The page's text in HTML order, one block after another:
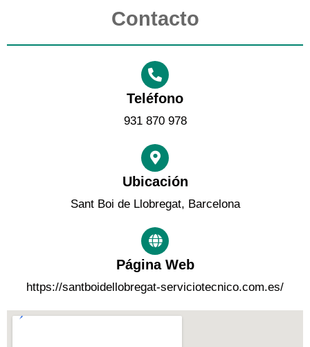
Contacto
Teléfono
931 870 978
Ubicación
Sant Boi de Llobregat, Barcelona
Página Web
https://santboidellobregat-serviciotecnico.com.es/